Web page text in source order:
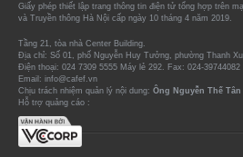
Giấy phép thiết lập trang thông tin điện tử tổng hợp trên
và Truyền thông Hà Nội cấp ngày 10 tháng 4 năm 2019.
Tầng 21, tòa nhà Center Building.
Địa chỉ: Số 01, phố Nguyễn Huy Tưởng, phường Thanh
Điện thoại: 024 7309 5555 Máy lẻ 292. Fax: 024-39744082
Email: info@cafef.vn
Chịu trách nhiệm quản lý nội dung: Ông Nguyễn Thế Tân
Hỗ trợ quảng cáo :